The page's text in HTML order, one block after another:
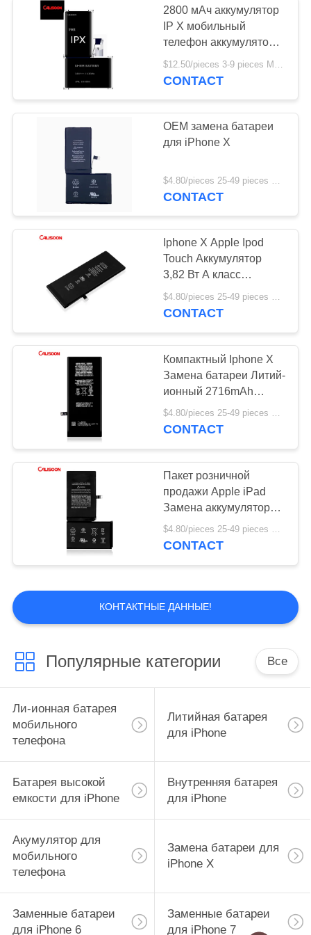
экран lcd для
Iphone
экран lcd для
Samsung
2800 мАч аккумулятор
IP X мобильный
телефон аккумулятор
для iPhone X
CONTACT
OEM замена батареи
для iPhone X
CONTACT
Iphone X Apple Ipod
Touch Аккумулятор
3,82 Вт А класс
аккумуляторные
ячейки
$4.80/pieces 25-49 pieces MOQ:25 частей
CONTACT
Компактный Iphone X
Замена батареи Литий-
ионный 2716mAh
4.7*2.8*0.2in
$4.80/pieces 25-49 pieces MOQ:25 частей
CONTACT
Пакет розничной
продажи Apple iPad
Замена аккумулятора
Литий-ионный тип
2716mAh
$4.80/pieces 25-49 pieces MOQ:25 частей
CONTACT
КОНТАКТНЫЕ ДАННЫЕ!
Популярные категории Все
Ли-ионная батарея
мобильного
телефона
Литийная батарея
для iPhone
Батарея высокой
емкости для iPhone
Внутренняя батарея
для iPhone
Акумулятор для
мобильного
телефона
Замена батареи для
iPhone X
Заменные батареи
для iPhone 6
Заменные батареи
для iPhone 7